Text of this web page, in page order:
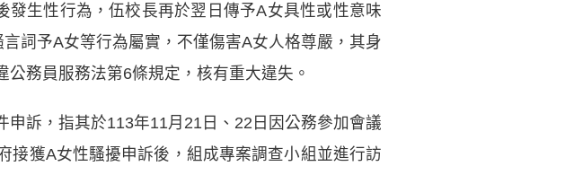
生性行為，伍校長再於翌日傳予A女具性或性意味
詞予A女等行為屬實，不僅傷害A女人格尊嚴，其身
務員服務法第6條規定，核有重大違失。
訴，指其於113年11月21日、22日因公務參加會議
接獲A女性騷擾申訴後，組成專案調查小組並進行訪